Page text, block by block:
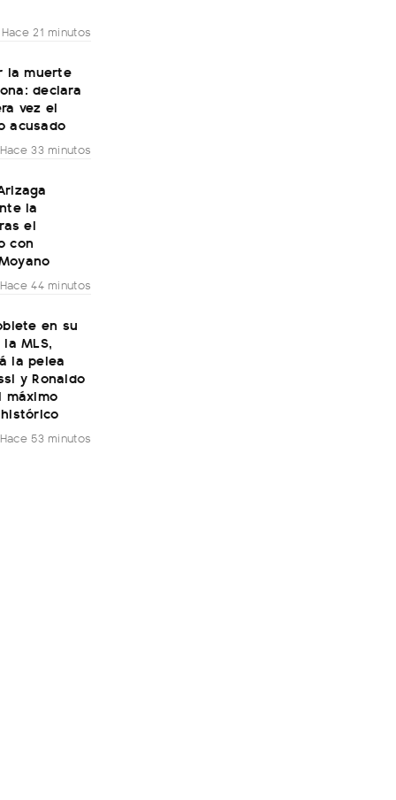
Hace 21 minutos
la muerte
declara
vez el
acusado
Hace 33 minutos
la
el
con
Hace 44 minutos
en su
MLS,
la pelea
y Ronaldo
máximo
Hace 53 minutos